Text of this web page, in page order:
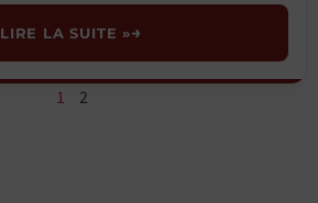
LIRE LA SUITE »
1 2